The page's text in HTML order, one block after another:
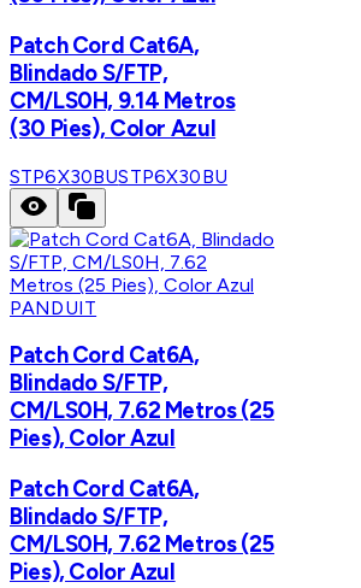
Patch Cord Cat6A,
Blindado S/FTP,
CM/LS0H, 9.14 Metros
(30 Pies), Color Azul
STP6X30BUSTP6X30BU
PANDUIT
Patch Cord Cat6A,
Blindado S/FTP,
CM/LS0H, 7.62 Metros (25
Pies), Color Azul
Patch Cord Cat6A,
Blindado S/FTP,
CM/LS0H, 7.62 Metros (25
Pies), Color Azul